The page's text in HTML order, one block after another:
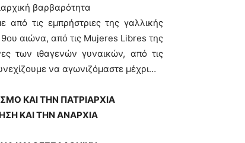
βαρβαρότητα
τις εμπρήστριες της γαλλικής
αιώνα, από τις Μujeres Libres της
των ιθαγενών γυναικών, από τις
να αγωνιζόμαστε μέχρι…
ΚΑΙ ΤΗΝ ΠΑΤΡΙΑΡΧΙΑ
ΚΑΙ ΤΗΝ ΑΝΑΡΧΙΑ